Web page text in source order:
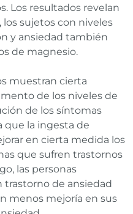
Los resultados revelan
los sujetos con niveles
y ansiedad también
de magnesio.
muestran cierta
de los niveles de
de los síntomas
que la ingesta de
en cierta medida los
que sufren trastornos
las personas
trastorno de ansiedad
menos mejoría en sus